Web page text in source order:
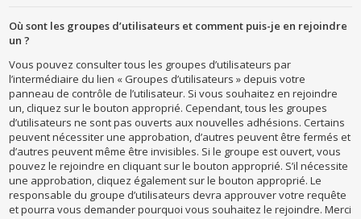
Où sont les groupes d’utilisateurs et comment puis-je en rejoindre
un ?
Vous pouvez consulter tous les groupes d’utilisateurs par
l’intermédiaire du lien « Groupes d’utilisateurs » depuis votre
panneau de contrôle de l’utilisateur. Si vous souhaitez en rejoindre
un, cliquez sur le bouton approprié. Cependant, tous les groupes
d’utilisateurs ne sont pas ouverts aux nouvelles adhésions. Certains
peuvent nécessiter une approbation, d’autres peuvent être fermés et
d’autres peuvent même être invisibles. Si le groupe est ouvert, vous
pouvez le rejoindre en cliquant sur le bouton approprié. S’il nécessite
une approbation, cliquez également sur le bouton approprié. Le
responsable du groupe d’utilisateurs devra approuver votre requête
et pourra vous demander pourquoi vous souhaitez le rejoindre. Merci